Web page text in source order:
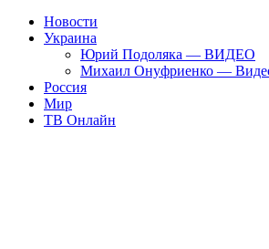
Новости
Украина
Юрий Подоляка — ВИДЕО
Михаил Онуфриенко —
Россия
Мир
ТВ Онлайн